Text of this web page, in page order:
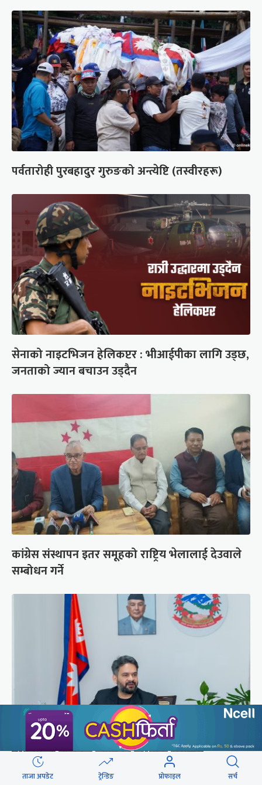
पर्वतारोही पुरबहादुर गुरुङको अन्त्येष्टि (तस्वीरहरू)
सेनाको नाइटभिजन हेलिकप्टर : भीआईपीका लागि उड्छ,
जनताको ज्यान बचाउन उड्दैन
कांग्रेस संस्थापन इतर समूहको राष्ट्रिय भेलालाई देउवाले
सम्बोधन गर्ने
प्रधानमन्त्री बालेनले ल्याएको विधेयक संसदीय
समितिबाट जस्ताको तस्तै सदर
ताजा अपडेट ट्रेन्डिङ प्रोफाइल सर्च